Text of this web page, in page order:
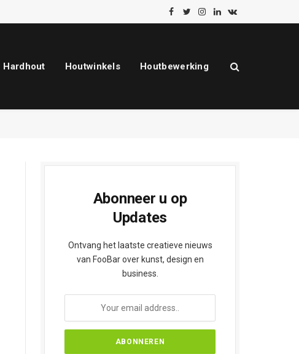
Facebook
TwitterInstagram
LinkedInVKontakte
Hardhout Houtwinkels Houtbewerking
Abonneer u op
Updates
Ontvang het laatste creatieve nieuws
van FooBar over kunst, design en
business.